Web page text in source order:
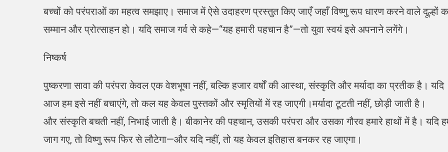
बच्चों को परंपराओं का महत्व समझाए। समाज में ऐसे उदाहरण प्रस्तुत किए जाएँ जहाँ विष्णु रूप धारण करने वाले दूल्हों
सम्मान और प्रोत्साहन हो। यदि समाज गर्व से कहे—“यह हमारी पहचान है”—तो युवा स्वयं इसे अपनाने लगेंगे।
निष्कर्ष
पुष्करणा सावा की परंपरा केवल एक वेशभूषा नहीं, बल्कि हजार वर्षों की आस्था, संस्कृति और मर्यादा का प्रतीक है। यदि
आज हम इसे नहीं बचाएंगे, तो कल यह केवल पुस्तकों और स्मृतियों में रह जाएगी।मर्यादा टूटती नहीं, छोड़ी जाती है।
और संस्कृति बचती नहीं, निभाई जाती है। बीकानेर की पहचान, उसकी परंपरा और उसका गौरव हमारे हाथों में है। यदि
जाग गए, तो विष्णु रूप फिर से लौटेगा—और यदि नहीं, तो यह केवल इतिहास बनकर रह जाएगा।